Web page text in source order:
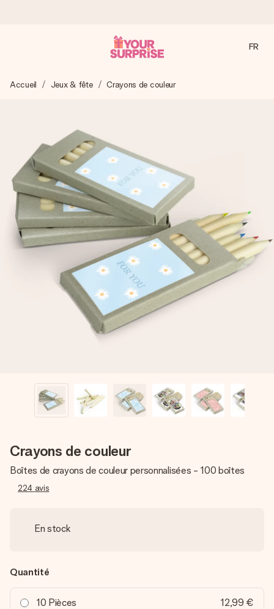
Nous préparons votre cadeau avec attention et l’envoyons
4,9 (sur la base de +15 000 avis)
Nos cadeaux sont appréciés. Les clients nous attribuent
une note de 4,9 sur Google Reviews (total de tous les
pays où nous sommes présents).
Carte de vœux gratuite
Créez quelque chose d’unique en quelques étapes – avec
son prénom, votre photo ou un message qui touche le cœur.
Sans complications, juste tout l’amour pour le moment idéal.
FR
Accueil Jeux & fête Crayons de couleur
Crayons de couleur
Boîtes de crayons de couleur personnalisées - 100 boîtes
224 avis
En stock
Quantité
10 Pièces 12,99 €